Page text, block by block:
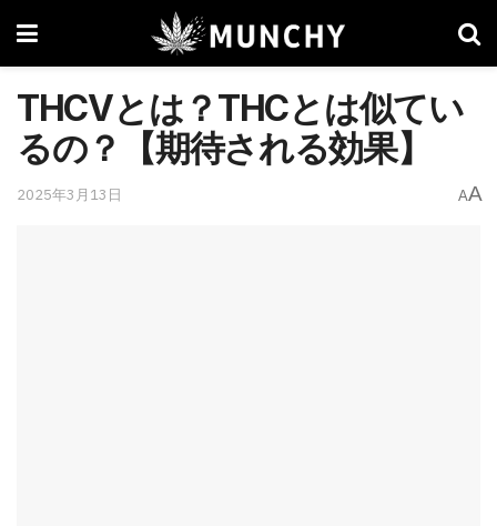
THCVとは？THCとは似てい
るの？【期待される効果】
2025年3月13日 AA